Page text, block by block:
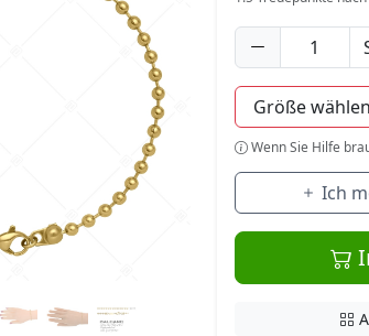
Wenn Sie Hilfe
Ich